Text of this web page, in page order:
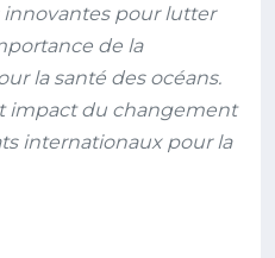
innovantes pour lutter
de la
la santé des océans.
impact du changement
internationaux pour la